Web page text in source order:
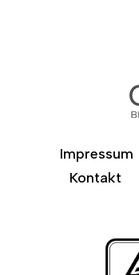
Impressum
Kontakt